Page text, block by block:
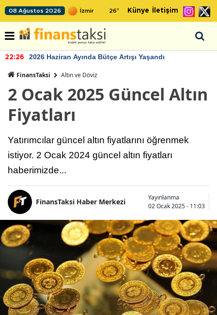
08 Ağustos 2026 26° Künye İletişim
22:26 2026 Haziran Ayında Bütçe Artışı Yaşandı
FinansTaksi Altın ve Döviz
2 Ocak 2025 Güncel Altın
Fiyatları
Yatırımcılar güncel altın fiyatlarını öğrenmek
istiyor. 2 Ocak 2024 güncel altın fiyatları
haberimizde...
FinansTaksi Haber Merkezi
Yayınlanma
02 Ocak 2025 - 11:03